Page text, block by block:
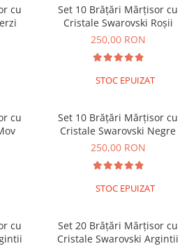
cu
Set 10 Brățări Mărțisor cu
Cristale Swarovski Roșii
250,00 RON
STOC EPUIZAT
cu
Set 10 Brățări Mărțisor cu
Cristale Swarovski Negre
250,00 RON
STOC EPUIZAT
cu
Set 20 Brățări Mărțisor cu
Cristale Swarovski Argintii